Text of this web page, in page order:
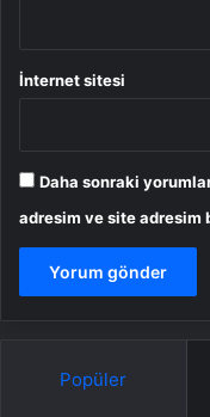
İnternet sitesi
Daha sonraki
adresim ve site adresim
Popüler